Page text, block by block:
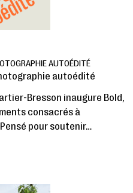
AUTOÉDITÉ
autoédité
Bresson inaugure Bold,
consacrés à
pour soutenir…